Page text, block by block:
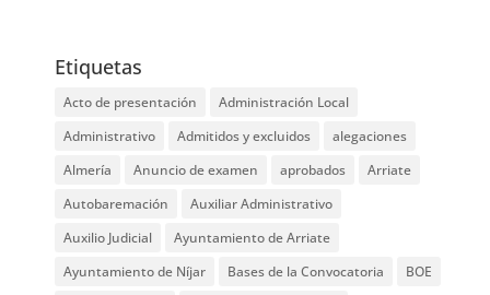
Etiquetas
Acto de presentación
Administración Local
Administrativo
Admitidos y excluidos
alegaciones
Almería
Anuncio de examen aprobados
Arriate
Autobaremación
Auxiliar Administrativo
Auxilio Judicial
Ayuntamiento de Arriate
Ayuntamiento de Níjar
Bases de la Convocatoria
BOE